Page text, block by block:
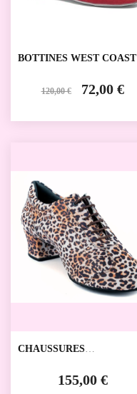
BOTTINES WEST COAST
120,00 € 72,00 €
CHAUSSURES
LEOPARD CUBAN
PORTDANCE155,00 €